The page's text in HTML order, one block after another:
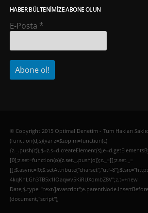
HABER BÜLTENIMIZE ABONE OLUN
E-Posta *
© Copyright 2015 Optimal Denetim - Tüm Hakları
(function(d,s){var z=$zopim=function(c)
[0];z.set=function(o){z.set._.push(o)};z._=[];z.set._=
[];$.async=!0;$.setAttribute("charset","utf-
4kqKhLGh3TB5x1lOaqwv5KiRUXombZ8V";z.t=+new
Date;$.type="text/
(document,"script");